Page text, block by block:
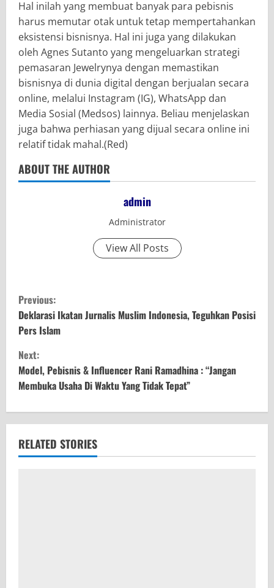
Hal inilah yang membuat banyak para pebisnis
harus memutar otak untuk tetap mempertahankan
eksistensi bisnisnya. Hal ini juga yang dilakukan
oleh Agnes Sutanto yang mengeluarkan strategi
pemasaran Jewelrynya dengan memastikan
bisnisnya di dunia digital dengan berjualan secara
online, melalui Instagram (IG), WhatsApp dan
Media Sosial (Medsos) lainnya. Beliau menjelaskan
juga bahwa perhiasan yang dijual secara online ini
relatif tidak mahal.(Red)
ABOUT THE AUTHOR
admin
Administrator
View All Posts
C
o
n
t
i
n
u
Previous:
Deklarasi Ikatan Jurnalis Muslim Indonesia, Teguhkan Posisi
Pers Islam
Next:
Model, Pebisnis & Influencer Rani Ramadhina : “Jangan
Membuka Usaha Di Waktu Yang Tidak Tepat”
RELATED STORIES